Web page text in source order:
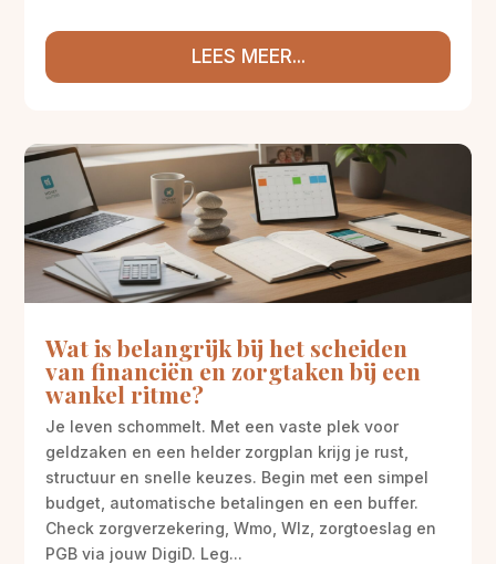
LEES MEER...
Wat is belangrijk bij het scheiden
van financiën en zorgtaken bij een
wankel ritme?
Je leven schommelt. Met een vaste plek voor
geldzaken en een helder zorgplan krijg je rust,
structuur en snelle keuzes. Begin met een simpel
budget, automatische betalingen en een buffer.
Check zorgverzekering, Wmo, Wlz, zorgtoeslag en
PGB via jouw DigiD. Leg...